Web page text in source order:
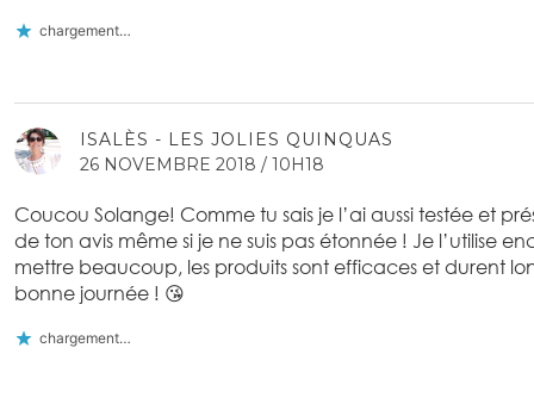
chargement…
ISALÈS - LES JOLIES QUINQUAS
26 NOVEMBRE 2018 / 10H18
Coucou Solange! Comme tu sais je l’ai aussi testée et
de ton avis même si je ne suis pas étonnée ! Je l’utilise
mettre beaucoup, les produits sont efficaces et durent
bonne journée ! 😘
chargement…